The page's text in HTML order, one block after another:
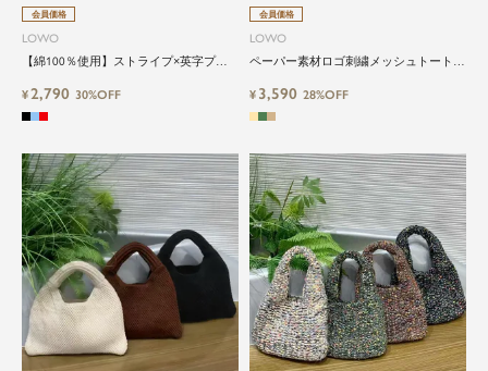
会員価格
LOWO
【綿100％使用】ストライプ×英字プリ
¥2,790 30%OFF
会員価格
LOWO
ペーパー素材ロゴ刺繍メッシュトートバ
¥ 3,590 28%OFF